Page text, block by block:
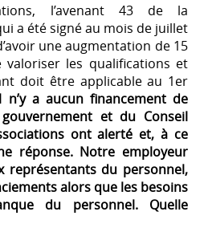
l’avenant 43 de la
a été signé au mois de juillet
une augmentation de 15
les qualifications et
doit être applicable au 1er
n’y a aucun financement de
et du Conseil
ont alerté et, à ce
réponse. Notre employeur
représentants du personnel,
alors que les besoins
du personnel. Quelle